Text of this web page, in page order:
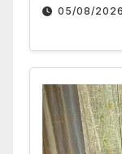
05/08/2026